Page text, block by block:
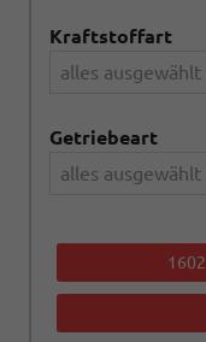
Kraftstoffart
alles ausgewählt
Getriebeart
alles ausgewählt
1602